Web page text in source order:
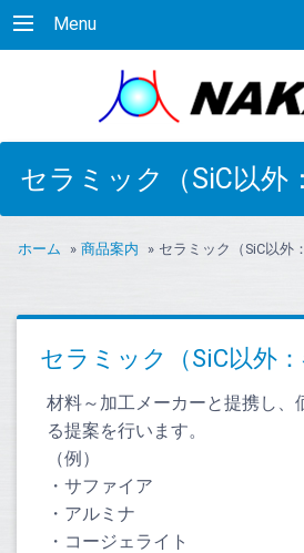
Menu
セラミック（SiC以外
ホーム » 商品案内 » セラミック（SiC以外
セラミック（SiC以外：
材料～加工メーカーと提携し、
る提案を行います。
（例）
・サファイア
・アルミナ
・コージェライト